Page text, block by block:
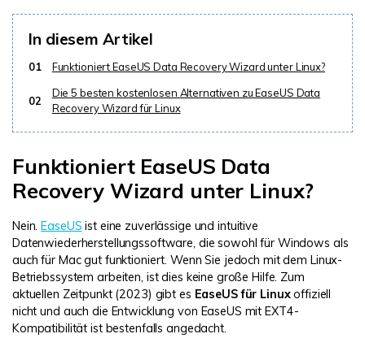
Recoverit kostenlos
Verlorene/gel?schte Daten kostenlos
wiederherstellen
Weitere Produkte
Repairit - Datenreparatur
UBackit - Datensicherung
Datenverlust-Szenarien
ALLE FUNKTIONEN ENTDECKEN
Aktuelles Thema
search
In diesem Artikel
01 Funktioniert EaseUS Data Recovery Wizard unter Linux?
02
Die 5 besten kostenlosen Alternativen zu EaseUS Data
Recovery Wizard für Linux
Funktioniert EaseUS Data
Recovery Wizard unter Linux?
Nein.EaseUS ist eine zuverlässige und intuitive
Datenwiederherstellungssoftware, die sowohl für Windows als
auch für Mac gut funktioniert. Wenn Sie jedoch mit dem Linux-
Betriebssystem arbeiten, ist dies keine große Hilfe. Zum
aktuellen Zeitpunkt (2023) gibt es EaseUS für Linuxoffiziell
nicht und auch die Entwicklung von EaseUS mit EXT4-
Kompatibilität ist bestenfalls angedacht.